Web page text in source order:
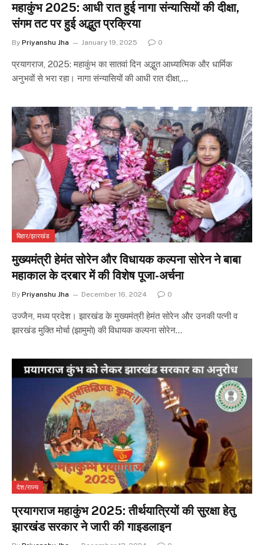
महाकुंभ 2025: आधी रात हुई नागा संन्यासियों की दीक्षा,
संगम तट पर हुई अद्भुत प्रक्रिया
By Priyanshu Jha January 19, 2025 0
प्रयागराज, 2025: महाकुंभ का सातवां दिन अद्भुत आध्यात्मिक और धार्मिक
अनुभवों से भरा रहा। नागा संन्यासियों की आधी रात दीक्षा,…
बिहार/झारखंड
मुख्यमंत्री हेमंत सोरेन और विधायक कल्पना सोरेन ने बाबा
महाकाल के दरबार में की विशेष पूजा-अर्चना
By Priyanshu Jha December 16, 2024 0
उज्जैन, मध्य प्रदेश। झारखंड के मुख्यमंत्री हेमंत सोरेन और उनकी पत्नी व
झारखंड मुक्ति मोर्चा (झामुमो) की विधायक कल्पना सोरेन…
देश/राज्य
प्रयागराज महाकुंभ 2025: तीर्थयात्रियों की सुरक्षा हेतु
झारखंड सरकार ने जारी की गाइडलाइन